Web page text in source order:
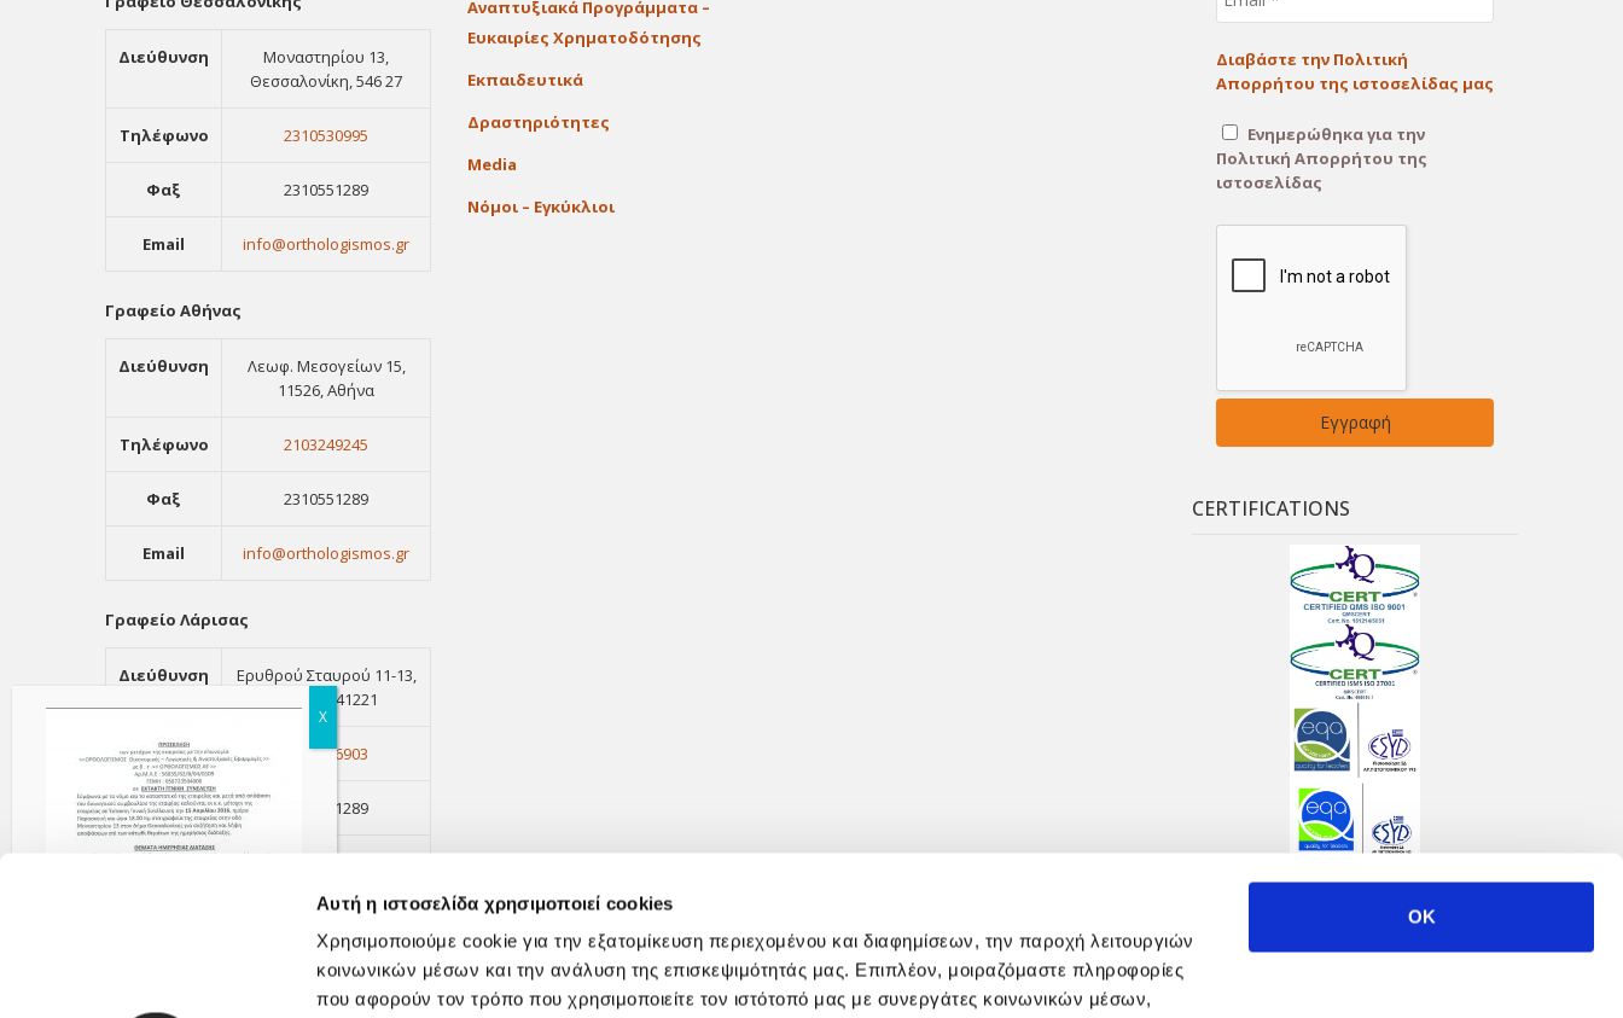
Αυτή η ιστοσελίδα χρησιμοποιεί cookies
Χρησιμοποιούμε cookie για την εξατομίκευση περιεχομένου και διαφημίσεων, την παροχή λειτουργιών
κοινωνικών μέσων και την ανάλυση της επισκεψιμότητάς μας. Επιπλέον, μοιραζόμαστε πληροφορίες
που αφορούν τον τρόπο που χρησιμοποιείτε τον ιστότοπό μας με συνεργάτες κοινωνικών μέσων,
OK
Διεύθυνση
Μοναστηρίου 13,
Θεσσαλονίκη, 546 27
Τηλέφωνο 2310530995
Φαξ 2310551289
Email info@orthologismos.gr
Γραφείο Αθήνας
Διεύθυνση
Λεωφ. Μεσογείων 15,
11526, Αθήνα
Τηλέφωνο 2103249245
Φαξ 2310551289
Email info@orthologismos.gr
Γραφείο Λάρισας
Διεύθυνση
Ερυθρού Σταυρού 11-13,
Λάρισα, 41221
Τηλέφωνο 2411416903
Φαξ 2310551289
Αναπτυξιακά Προγράμματα –
Ευκαιρίες Χρηματοδότησης
Εκπαιδευτικά
Δραστηριότητες
Media
Νόμοι – Εγκύκλιοι
Διαβάστε την Πολιτική
Απορρήτου της ιστοσελίδας μας
Ενημερώθηκα για την
Πολιτική Απορρήτου της
ιστοσελίδας
CERTIFICATIONS